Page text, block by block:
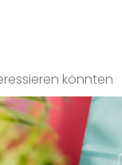
könnten